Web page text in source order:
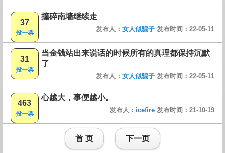
37
投一票
撞碎南墙继续走
发布人： 女人似骗子 发布时间：22-05-11
31
投一票
当金钱站出来说话的时候所有的真理都保持沉默
了
发布人： 女人似骗子 发布时间：22-05-11
463
投一票
心越大，事便越小。
发布人： icefire 发布时间：21-10-19
首 页 下一页